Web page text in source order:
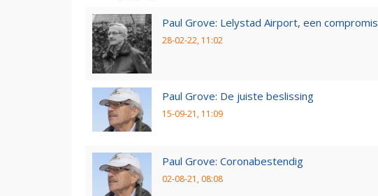
Paul Grove: Lelystad Airport, een compromis
28-02-22, 11:02
Paul Grove: De juiste beslissing
15-09-21, 11:09
Paul Grove: Coronabestendig
02-08-21, 08:08